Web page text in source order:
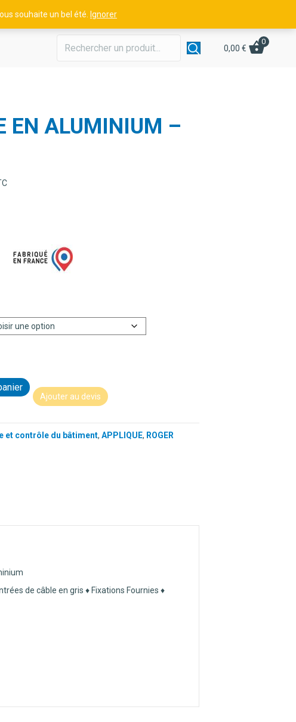
souhaite un bel été. Ignorer
0,00 €
0
EN ALUMINIUM –
Ajouter au devis
et contrôle du bâtiment,APPLIQUE, ROGER
de câble en gris ♦ Fixations Fournies ♦